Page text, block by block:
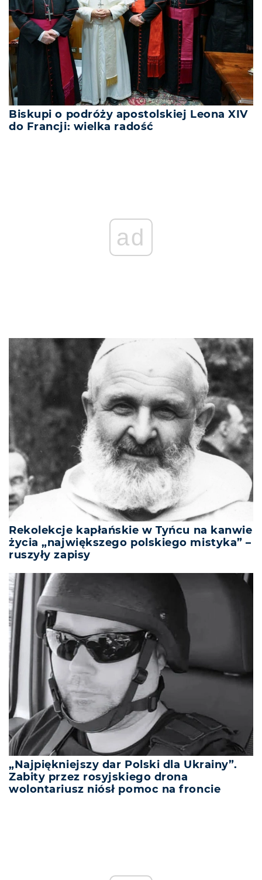
Biskupi o podróży apostolskiej Leona XIV
do Francji: wielka radość
ad
Rekolekcje kapłańskie w Tyńcu na kanwie
życia „największego polskiego mistyka” –
ruszyły zapisy
„Najpiękniejszy dar Polski dla Ukrainy”.
Zabity przez rosyjskiego drona
wolontariusz niósł pomoc na froncie